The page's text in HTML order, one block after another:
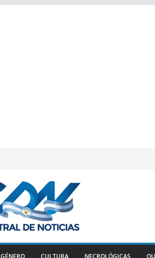
GÉNERO CULTURA NECROLÓGICAS